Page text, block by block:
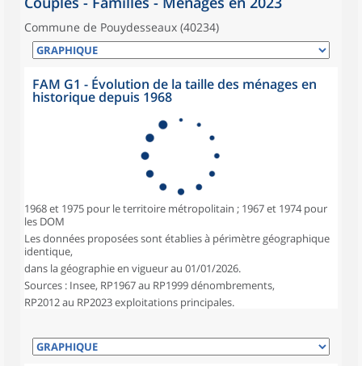
Commune de Pouydesseaux (40234)
FAM G1 - Évolution de la taille des ménages en
historique depuis 1968
1968 et 1975 pour le territoire métropolitain ; 1967 et 1974 pour
les DOM
Les données proposées sont établies à périmètre géographique
identique,
dans la géographie en vigueur au 01/01/2026.
Sources : Insee, RP1967 au RP1999 dénombrements,
RP2012 au RP2023 exploitations principales.